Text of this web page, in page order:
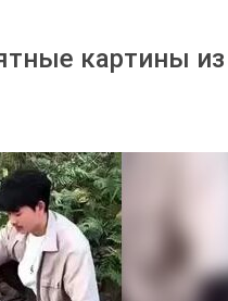
картины